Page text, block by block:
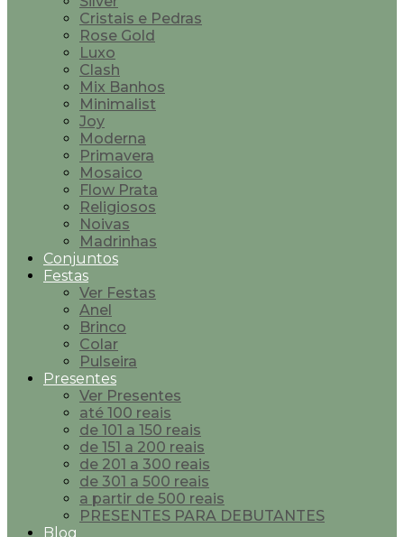
Cristais e Pedras
Rose Gold
Luxo
Clash
Mix Banhos
Minimalist
Joy
Moderna
Primavera
Mosaico
Flow Prata
Religiosos
Noivas
Madrinhas
Conjuntos
Festas
Ver Festas
Anel
Brinco
Colar
Pulseira
Presentes
Ver Presentes
até 100 reais
de 101 a 150 reais
de 151 a 200 reais
de 201 a 300 reais
de 301 a 500 reais
a partir de 500 reais
PRESENTES PARA DEBUTANTES
Blog